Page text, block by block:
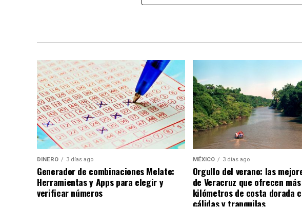
adquirir sus boletos con anticipación y formar parte de una
Nota: Al concluir sus actividades, Benny Ibarra fue visto en
ciudad de Chihuahua, degustando diversos platillos en
DINERO 3 días ago
Generador de combinaciones Melate:
Herramientas y Apps para elegir y
verificar números
MÉXICO 3 días ago
Orgullo del verano: las
de Veracruz que ofrecen
kilómetros de costa dorada
cálidas y tranquilas